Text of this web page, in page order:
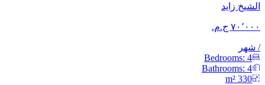
الشيخ زايد
/ شهر
Bedrooms: 4
Bathrooms: 4
330